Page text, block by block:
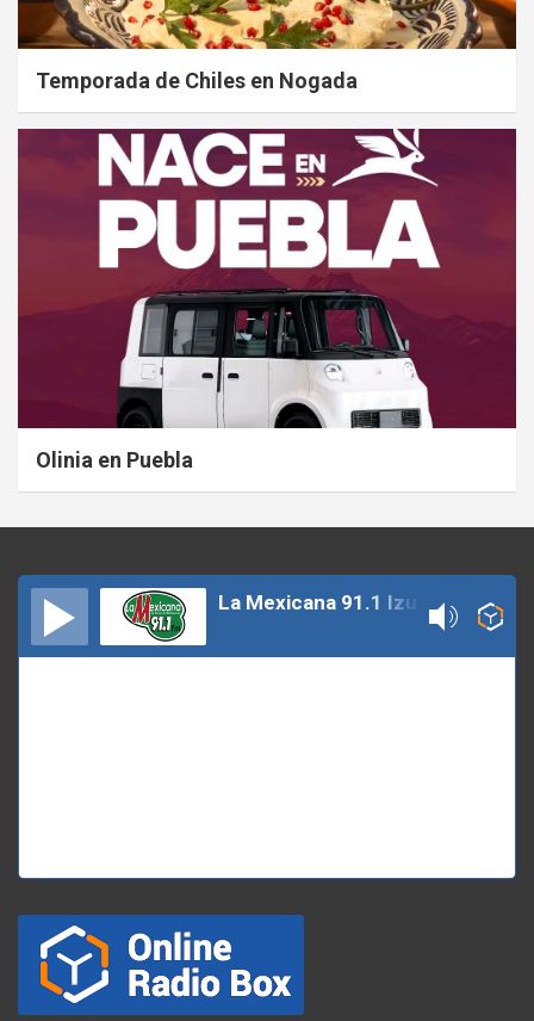
Temporada de Chiles en Nogada
Olinia en Puebla